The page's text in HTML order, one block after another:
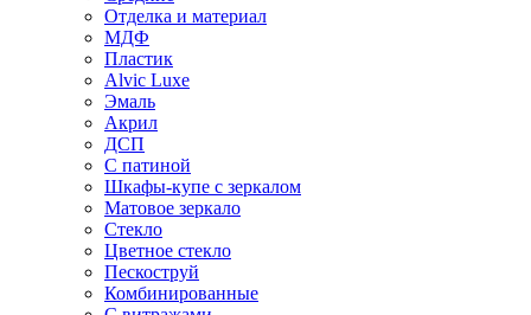
Отделка и материал
МДФ
Пластик
Alvic Luxe
Эмаль
Акрил
ДСП
С патиной
Шкафы-купе с зеркалом
Матовое зеркало
Стекло
Цветное стекло
Пескоструй
Комбинированные